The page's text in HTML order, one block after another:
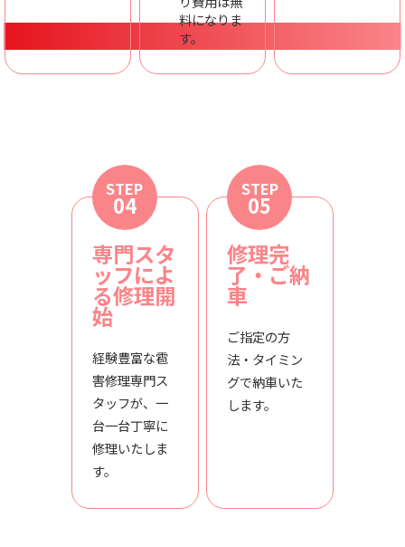
料になりま
す。
STEP
04
専門スタ
ッフによ
る修理開
始
経験豊富な雹
害修理専門ス
タッフが、一
台一台丁寧に
修理いたしま
す。
STEP
05
修理完
了・ご納
車
ご指定の方
法・タイミン
グで納車いた
します。